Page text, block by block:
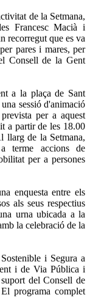
de la Setmana,
Francesc Macià i
recorregut que es va
pares i mares, per
Consell de la Gent
a la plaça de Sant
sessió d'animació
per a aquest
a partir de les 18.00
llarg de la Setmana,
terme accions de
per a persones
enquesta entre els
als seus respectius
urna ubicada a la
la celebració de la
i Segura a
i de Via Pública i
del Consell de
programa complet